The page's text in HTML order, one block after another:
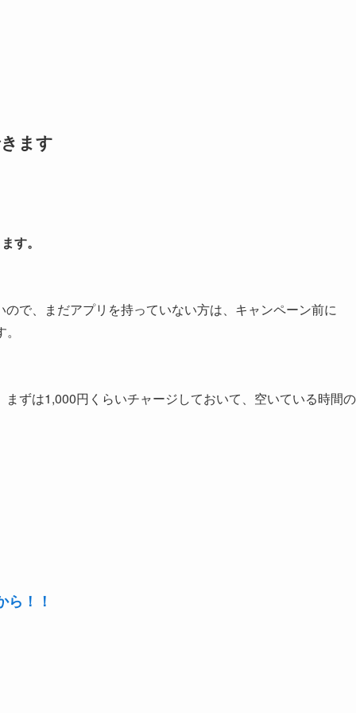
ます
す。
で、まだアプリを持っていない方は、キャンペーン前に
ずは1,000円くらいチャージしておいて、空いている時間の
！！